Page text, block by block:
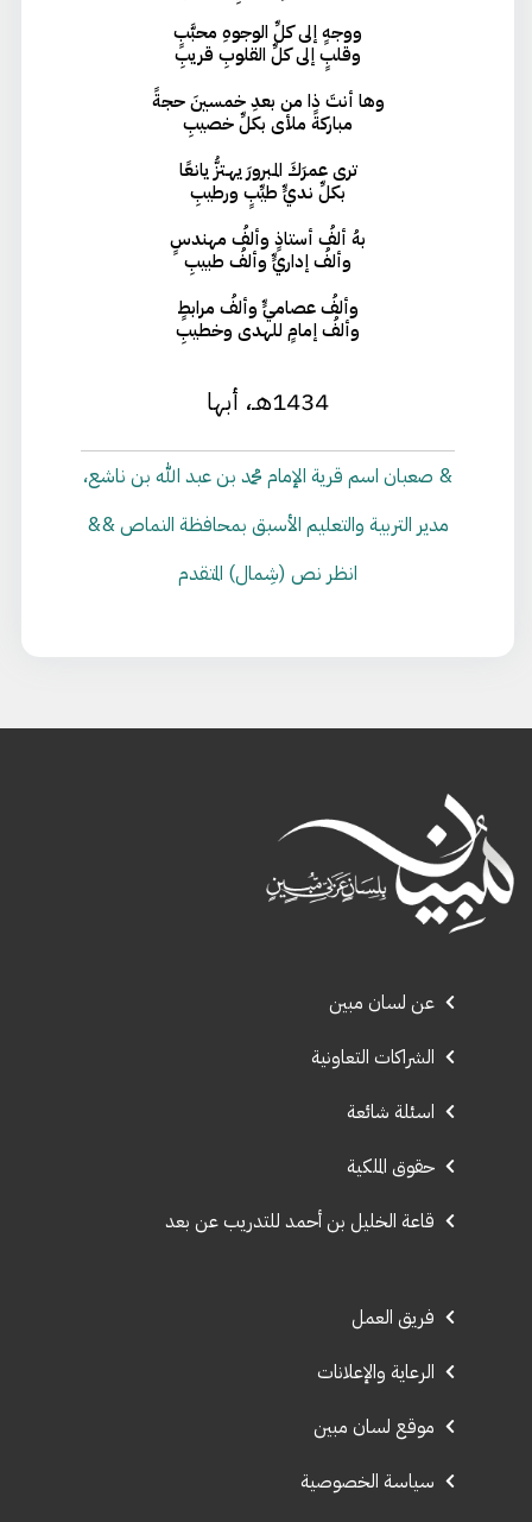
ووجهٍ إلى كلِّ الوجوهِ محبَّبٍ
وقلبٍ إلى كلِّ القلوبِ قريبِ
وها أنتَ ذا من بعدِ خمسينَ حجةً
مباركةً ملأى بكلِّ خصيبِ
ترى عمرَكَ المـبرورَ يهـتزُّ يانعًا
بكلِّ نديٍّ طيِّبٍ ورطيبِ
بهُ ألفُ أستاذٍ وألفُ مهندسٍ
وألفُ إداريٍّ وألفُ طبيبِ
وألفُ عصاميٍّ وألفُ مرابطٍ
وألفُ إمامٍ للهدى وخطيبِ
1434هـ، أبها
& صعبان اسم قرية الإمام محمد بن عبد الله بن ناشع،
مدير التربية والتعليم الأسبق بمحافظة النماص &&
انظر نص (شِمال) المتقدم
عن لسان مبين
الشراكات التعاونية
اسئلة شائعة
حقوق الملكية
قاعة الخليل بن أحمد للتدريب عن بعد
فريق العمل
الرعاية والإعلانات
موقع لسان مبين
سياسة الخصوصية